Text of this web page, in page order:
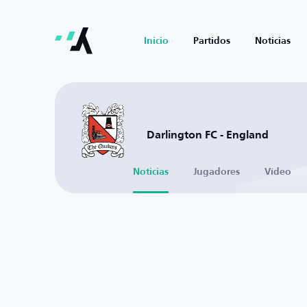
Inicio Partidos Noticias
Darlington FC - England
Noticias Jugadores Vídeo